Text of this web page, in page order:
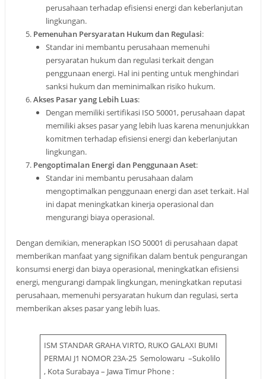
perusahaan terhadap efisiensi energi dan keberlanjutan
lingkungan.
Pemenuhan Persyaratan Hukum dan Regulasi:
Standar ini membantu perusahaan memenuhi
persyaratan hukum dan regulasi terkait dengan
penggunaan energi. Hal ini penting untuk menghindari
sanksi hukum dan meminimalkan risiko hukum.
Akses Pasar yang Lebih Luas:
Dengan memiliki sertifikasi ISO 50001, perusahaan dapat
memiliki akses pasar yang lebih luas karena menunjukkan
komitmen terhadap efisiensi energi dan keberlanjutan
lingkungan.
Pengoptimalan Energi dan Penggunaan Aset:
Standar ini membantu perusahaan dalam
mengoptimalkan penggunaan energi dan aset terkait. Hal
ini dapat meningkatkan kinerja operasional dan
mengurangi biaya operasional.
Dengan demikian, menerapkan ISO 50001 di perusahaan dapat
memberikan manfaat yang signifikan dalam bentuk pengurangan
konsumsi energi dan biaya operasional, meningkatkan efisiensi
energi, mengurangi dampak lingkungan, meningkatkan reputasi
perusahaan, memenuhi persyaratan hukum dan regulasi, serta
memberikan akses pasar yang lebih luas.
ISM STANDAR GRAHA VIRTO, RUKO GALAXI BUMI
PERMAI J1 NOMOR 23A-25 Semolowaru –Sukolilo
, Kota Surabaya – Jawa Timur Phone :